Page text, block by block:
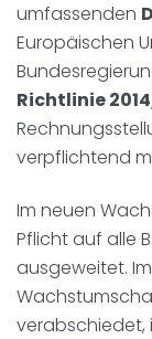
umfassenden
Europäischen
Richtlinie
verpflichtend
Im neuen
Pflicht auf alle
ausgeweitet.
verabschiedet,